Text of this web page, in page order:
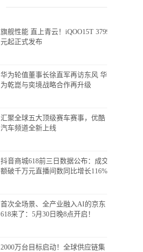
旗舰性能 直上青云！iQOO15T 3799
元起正式发布
华为轮值董事长徐直军再访东风 华
为乾崑与奕境战略合作再升级
汇聚全球五大顶级赛车赛事，优酷
汽车频道全新上线
抖音商城618前三日数据公布：成交
额破千万元直播间数同比增长116%
首次全场景、全产业融入AI的京东
618来了：5月30日晚8点开启！
2000万台目标启动！全球供应链集